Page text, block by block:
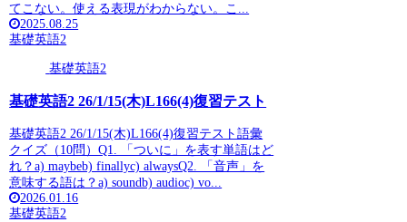
てこない。使える表現がわからない。こ...
2025.08.25
基礎英語2
基礎英語2
基礎英語2 26/1/15(木)L166(4)復習テスト
基礎英語2 26/1/15(木)L166(4)復習テスト語彙
クイズ（10問）Q1. 「ついに」を表す単語はど
れ？a) maybeb) finallyc) alwaysQ2. 「音声」を
意味する語は？a) soundb) audioc) vo...
2026.01.16
基礎英語2